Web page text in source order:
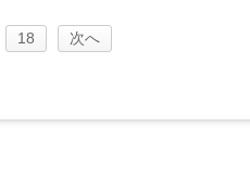
18 次へ